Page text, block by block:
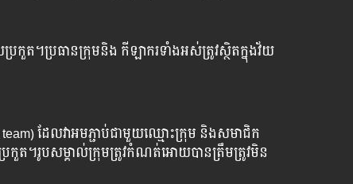
កួត។ប្រធានក្រុមនិង កីឡាករទាំងអស់ត្រូវស្ថិតក្នុងវ័យ
ដែលវាអមភ្ជាប់ជាមួយឈ្មោះក្រុម និងសមាជិក
រកួត។រូបសម្គាល់ក្រុមត្រូវកំណត់អោយបានត្រឹមត្រូវមិន